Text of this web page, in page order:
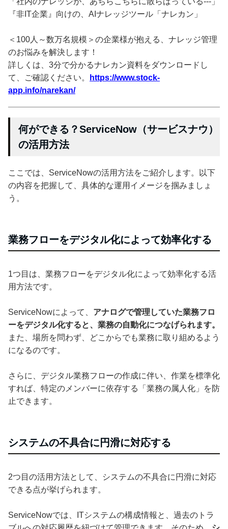
『非IT企業』向けの、AIナレッジツール「ナレカン」
＜100人～数万名規模＞の企業様が抱える、ナレッジ管理
のお悩みを解決します！
詳しくは、3分で分かるナレカン資料をダウンロードし
て、ご確認ください。
https://www.stock-
app.info/narekan/
何ができる？ServiceNow（サービスナウ）
の活用方法
ここでは、ServiceNowの活用方法をご紹介します。以下
の内容を把握して、具体的な運用イメージを掴みましょ
う。
業務フローをデジタル化によって効率化する
1つ目は、業務フローをデジタル化によって効率化する活
用方法です。
ServiceNowによって、 アナログで管理していた業務フロ
ーをデジタル化すると、業務の自動化につなげられます。
また、場所を問わず、どこからでも業務に取り組めるよう
になるのです。
さらに、デジタル業務フローの作成に伴い、作業を標準化
すれば、特定のメンバーに依存する「業務の属人化」を防
止できます。
システムの不具合に円滑に対応する
2つ目の活用方法として、システムの不具合に円滑に対応
できる点が挙げられます。
ServiceNowでは、ITシステムの構成情報と、過去のトラ